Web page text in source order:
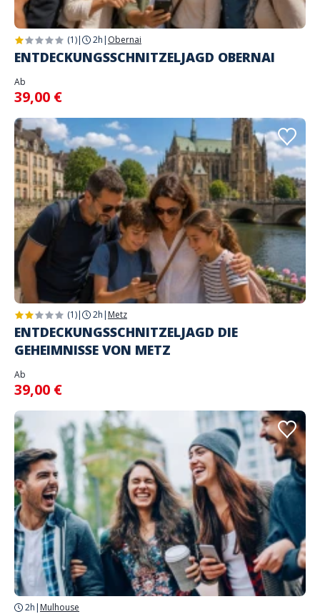
(1)| 2h | Obernai
ENTDECKUNGSSCHNITZELJAGD OBERNAI
Ab
39,00 €
(1)| 2h | Metz
ENTDECKUNGSSCHNITZELJAGD DIE
GEHEIMNISSE VON METZ
Ab
39,00 €
2h | Mulhouse